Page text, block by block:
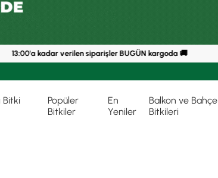
kadar verilen siparişler BUGÜN kargoda 🚚
Bitki
Popüler
Bitkiler
En
Yeniler
Balkon ve Bahçe
Bitkileri